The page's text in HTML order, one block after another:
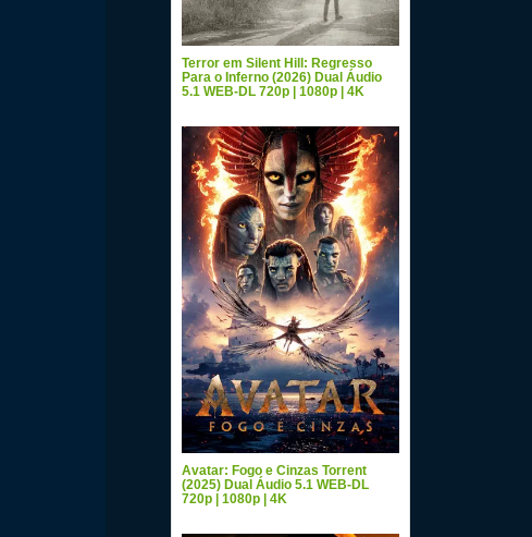
Terror em Silent Hill: Regresso
Para o Inferno (2026) Dual Áudio
5.1 WEB-DL 720p | 1080p | 4K
Avatar: Fogo e Cinzas Torrent
(2025) Dual Áudio 5.1 WEB-DL
720p | 1080p | 4K